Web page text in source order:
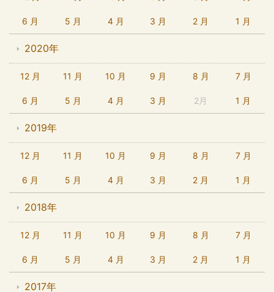
6 月 5 月 4 月 3 月 2 月 1 月
2020年
12 月 11 月 10 月 9 月 8 月 7 月
6 月 5 月 4 月 3 月 2月 1 月
2019年
12 月 11 月 10 月 9 月 8 月 7 月
6 月 5 月 4 月 3 月 2 月 1 月
2018年
12 月 11 月 10 月 9 月 8 月 7 月
6 月 5 月 4 月 3 月 2 月 1 月
2017年